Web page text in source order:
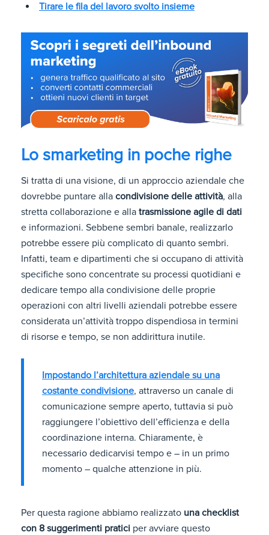
Tirare le fila del lavoro svolto insieme
Lo smarketing in poche righe
Si tratta di una visione, di un approccio aziendale che
dovrebbe puntare alla condivisione delle attività, alla
stretta collaborazione e alla trasmissione agile di dati
e informazioni. Sebbene sembri banale, realizzarlo
potrebbe essere più complicato di quanto sembri.
Infatti, team e dipartimenti che si occupano di attività
specifiche sono concentrate su processi quotidiani e
dedicare tempo alla condivisione delle proprie
operazioni con altri livelli aziendali potrebbe essere
considerata un’attività troppo dispendiosa in termini
di risorse e tempo, se non addirittura inutile.
Impostando l’architettura aziendale su una
costante condivisione, attraverso un canale di
comunicazione sempre aperto, tuttavia si può
raggiungere l’obiettivo dell’efficienza e della
coordinazione interna. Chiaramente, è
necessario dedicarvisi tempo e – in un primo
momento – qualche attenzione in più.
Per questa ragione abbiamo realizzato una checklist
con 8 suggerimenti pratici per avviare questo